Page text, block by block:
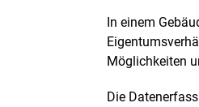
In einem
Möglichkeiten
Die